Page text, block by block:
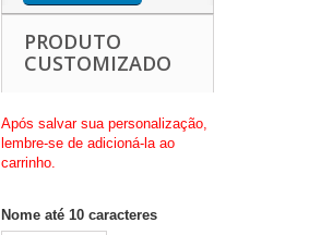
PRODUTO
CUSTOMIZADO
Após salvar sua personalização,
lembre-se de adicioná-la ao
carrinho.
Nome até 10 caracteres